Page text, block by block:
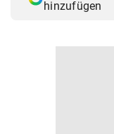
hinzufügen